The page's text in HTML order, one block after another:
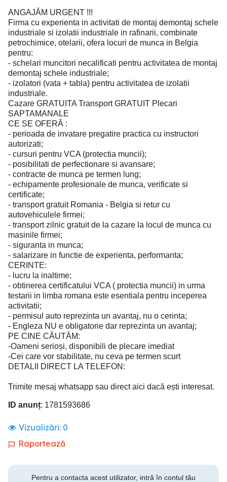
ANGAJĂM URGENT !!!
Firma cu experienta in activitati de montaj demontaj schele
industriale si izolatii industriale in rafinarii, combinate
petrochimice, otelarii, ofera locuri de munca in Belgia
pentru:
- schelari muncitori necalificati pentru activitatea de montaj
demontaj schele industriale;
- izolatori (vata + tabla) pentru activitatea de izolatii
industriale.
Cazare GRATUITA Transport GRATUIT Plecari
SAPTAMANALE
CE SE OFERĂ :
- perioada de invatare pregatire practica cu instructori
autorizati;
- cursuri pentru VCA (protectia muncii);
- posibilitati de perfectionare si avansare;
- contracte de munca pe termen lung;
- echipamente profesionale de munca, verificate si
certificate;
- transport gratuit Romania - Belgia si retur cu
autovehiculele firmei;
- transport zilnic gratuit de la cazare la locul de munca cu
masinile firmei;
- siguranta in munca;
- salarizare in functie de experienta, performanta;
CERINTE:
- lucru la inaltime;
- obtinerea certificatului VCA ( protectia muncii) in urma
testarii in limba romana este esentiala pentru inceperea
activitatii;
- permisul auto reprezinta un avantaj, nu o cerinta;
- Engleza NU e obligatorie dar reprezinta un avantaj;
PE CINE CĂUTĂM:
-Oameni serioși, disponibili de plecare imediat
-Cei care vor stabilitate, nu ceva pe termen scurt
DETALII DIRECT LA TELEFON:
Trimite mesaj whatsapp sau direct aici dacă ești interesat.
ID anunț: 1781593686
Vizualizări: 0
Raportează
Pentru a contacta acest utilizator, intră în contul tău